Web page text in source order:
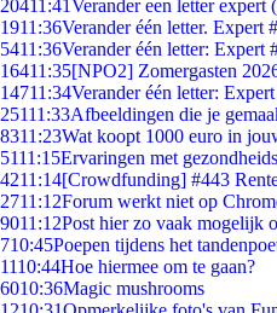
20411:41Verander een letter expert
1911:36Verander één letter. Expert
5411:36Verander één letter: Expert
16411:35[NPO2] Zomergasten
14711:34Verander één letter:
25111:33Afbeeldingen die je
8311:23Wat koopt 1000 euro in
5111:15Ervaringen met
4211:14[Crowdfunding] #443
2711:12Forum werkt niet op
9011:12Post hier zo vaak mogelijk
710:45Poepen tijdens het
1110:44Hoe hiermee om te gaan?
6010:36Magic mushrooms